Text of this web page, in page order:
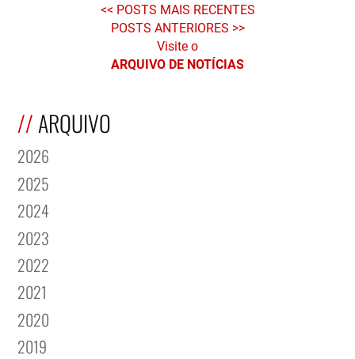
POSTS MAIS RECENTES
POSTS ANTERIORES
Visite o
ARQUIVO DE NOTÍCIAS
ARQUIVO
2026
2025
2024
2023
2022
2021
2020
2019